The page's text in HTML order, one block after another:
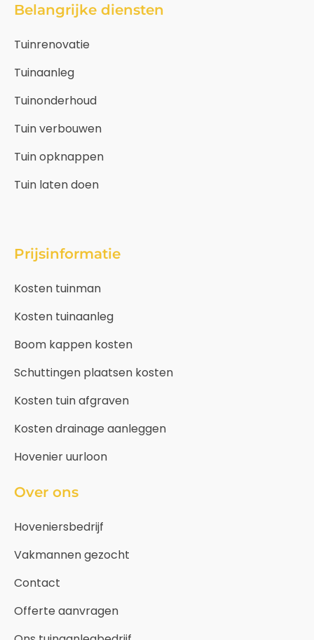
Belangrijke diensten
Tuinrenovatie
Tuinaanleg
Tuinonderhoud
Tuin verbouwen
Tuin opknappen
Tuin laten doen
Prijsinformatie
Kosten tuinman
Kosten tuinaanleg
Boom kappen kosten
Schuttingen plaatsen kosten
Kosten tuin afgraven
Kosten drainage aanleggen
Hovenier uurloon
Over ons
Hoveniersbedrijf
Vakmannen gezocht
Contact
Offerte aanvragen